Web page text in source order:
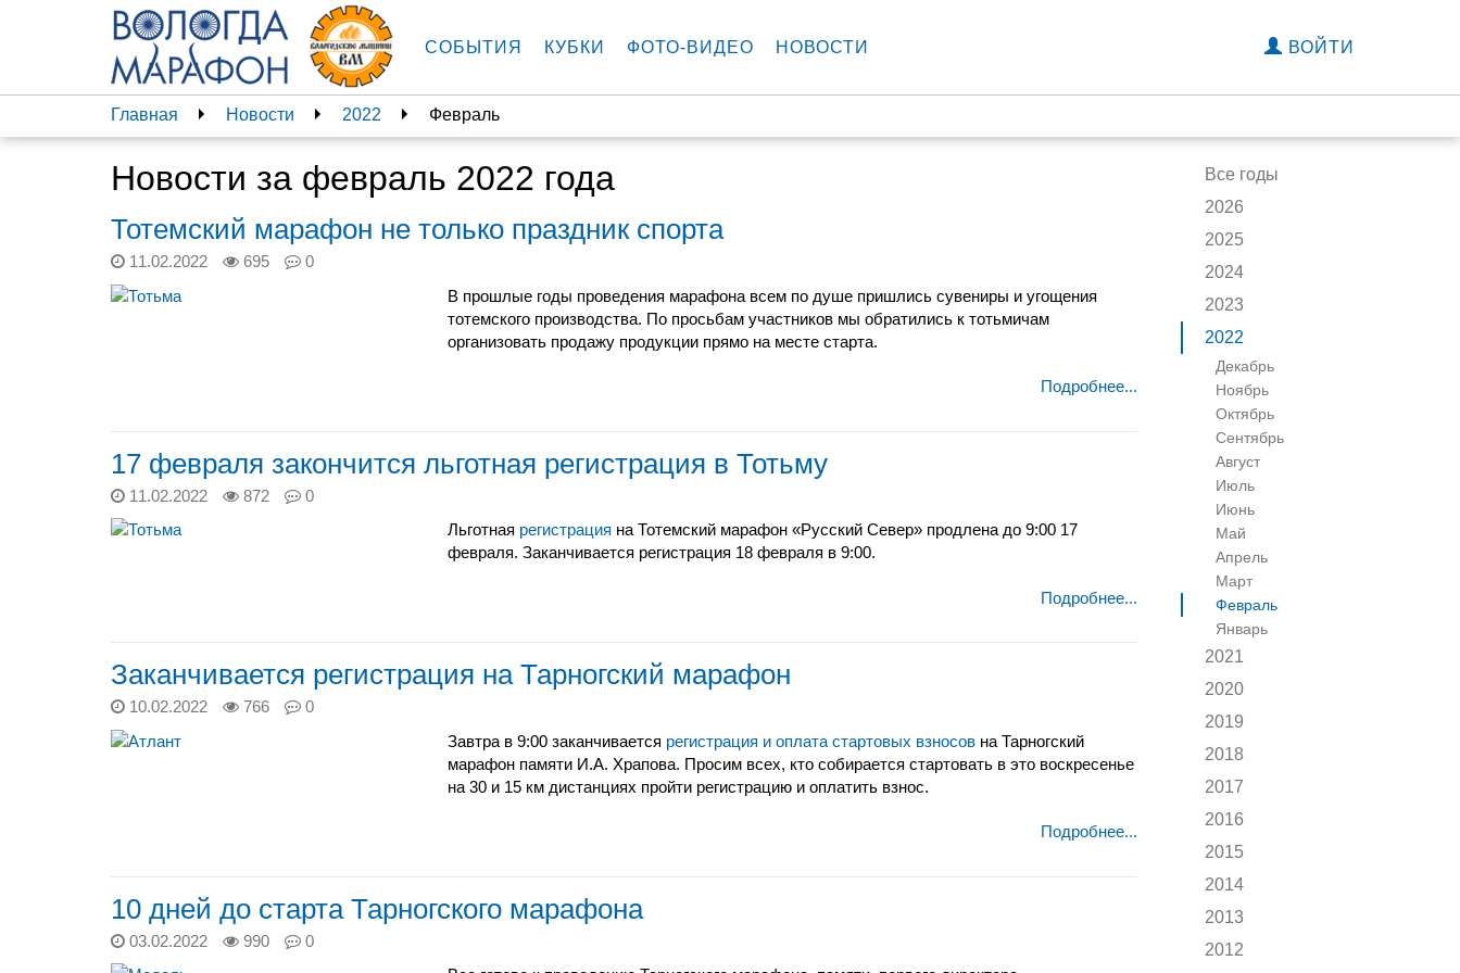
СОБЫТИЯ КУБКИ ФОТО-ВИДЕО НОВОСТИ ВОЙТИ
Главная Новости 2022 Февраль
Все годы
2026
2025
2024
2023
2022
Декабрь
Ноябрь
Октябрь
Сентябрь
Август
Июль
Июнь
Май
Апрель
Март
Февраль
Январь
2021
2020
2019
2018
2017
2016
2015
2014
2013
2012
Новости за февраль 2022 года
Тотемский марафон не только праздник спорта
11.02.2022 695
0
В прошлые годы проведения марафона всем по душе пришлись сувениры и угощения
тотемского производства. По просьбам участников мы обратились к тотьмичам
организовать продажу продукции прямо на месте старта.
Подробнее...
17 февраля закончится льготная регистрация в Тотьму
11.02.2022 872
0
Льготная регистрация на Тотемский марафон «Русский Север» продлена до 9:00 17
февраля. Заканчивается регистрация 18 февраля в 9:00.
Подробнее...
Заканчивается регистрация на Тарногский марафон
10.02.2022 766
0
Завтра в 9:00 заканчивается регистрация и оплата стартовых взносов на Тарногский
марафон памяти И.А. Храпова. Просим всех, кто собирается стартовать в это воскресенье
на 30 и 15 км дистанциях пройти регистрацию и оплатить взнос.
Подробнее...
10 дней до старта Тарногского марафона
03.02.2022 990
0